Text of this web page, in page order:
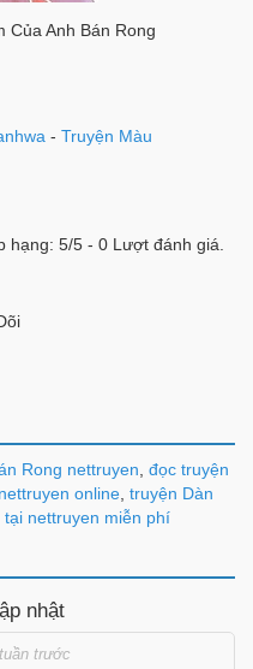
Của Anh Bán Rong
-Truyện Màu
hạng: 5/5 - 0 Lượt đánh giá.
Rong nettruyen đọc truyện
online truyện Dàn
tại nettruyen miễn phí
nhật
trước